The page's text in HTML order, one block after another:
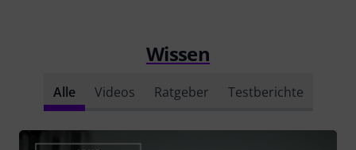
Wissen
Alle Videos Ratgeber Testberichte